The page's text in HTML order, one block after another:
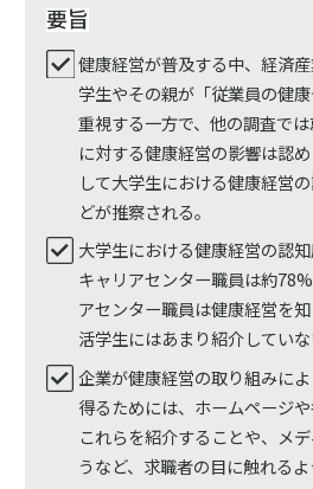
要旨
健康経営が普及する中、経済
学生やその親が「従業員の健
重視する一方で、他の調査で
に対する健康経営の影響は認
して大学生における健康経営
どが推察される。
大学生における健康経営の認
キャリアセンター職員は約
アセンター職員は健康経営を
活学生にはあまり紹介していな
企業が健康経営の取り組みに
得るためには、ホームページ
これらを紹介することや、メ
うなど、求職者の目に触れる